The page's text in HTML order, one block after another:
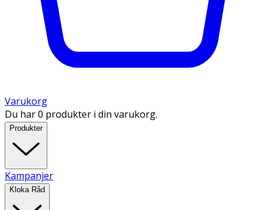
Varukorg
Du har 0 produkter i din varukorg.
Produkter
Kampanjer
Kloka Råd